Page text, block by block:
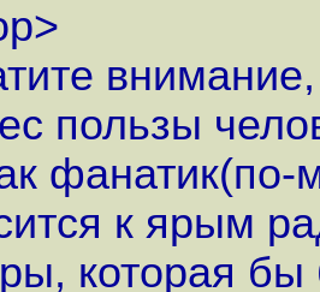
пользы
фанатик(по-
к ярым
которая